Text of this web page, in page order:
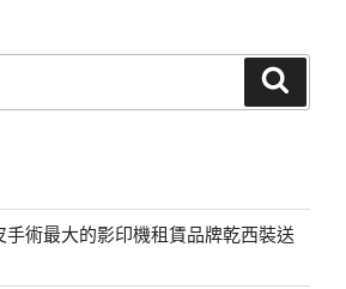
術最大的影印機租賃品牌乾西裝送